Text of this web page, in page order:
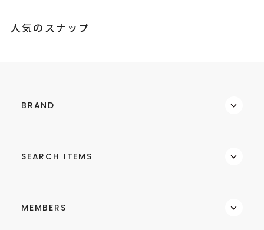
人気のスナップ
BRAND
SEARCH ITEMS
MEMBERS